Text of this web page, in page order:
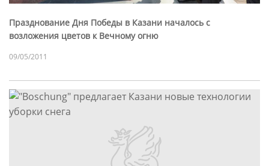
Празднование Дня Победы в Казани началось с
возложения цветов к Вечному огню
09/05/2011